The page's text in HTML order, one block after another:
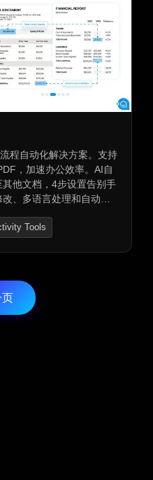
程自动化解决方案。支持
，加速办公效率。AI自
他文档，4步设置告别手
、多语言处理和自动翻
用于营销、财务、会
Tools
页